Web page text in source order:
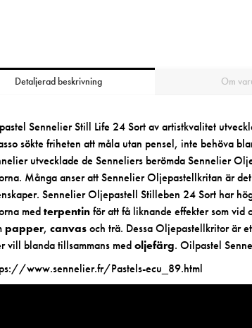
Detaljerad beskrivning Om
Sennelier Still Life 24 Sort av artistkvalitet
sökte friheten att måla utan pensel, inte behöva
utvecklade de Senneliers berömda Sennelier
Många anser att Sennelier Oljepastellkritan är
Sennelier Oljepastell Stilleben 24 Sort har
medterpentinför att få liknande effekter som vid
papper,canvasoch trä. Dessa Oljepastellkritor är
vill blanda tillsammans medoljefärg. Oilpastel
www.sennelier.fr/Pastels-ecu_89.html